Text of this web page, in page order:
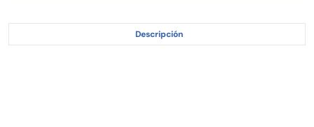
Descripción